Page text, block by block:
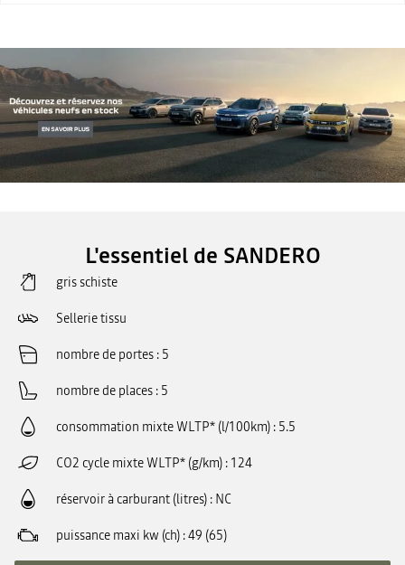
L'essentiel de SANDERO
gris schiste
Sellerie tissu
nombre de portes 5
nombre de places 5
consommation mixte WLTP* (l/100km) 5.5
CO2 cycle mixte WLTP* (g/km) 124
réservoir à carburant (litres) NC
puissance maxi kw (ch) 49 (65)